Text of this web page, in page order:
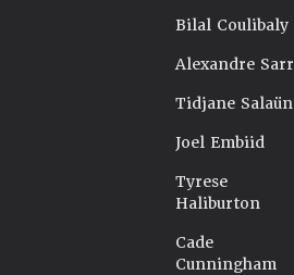
Bilal Coulibaly
Alexandre Sarr
Tidjane Salaün
Joel Embiid
Tyrese
Haliburton
Cade
Cunningham